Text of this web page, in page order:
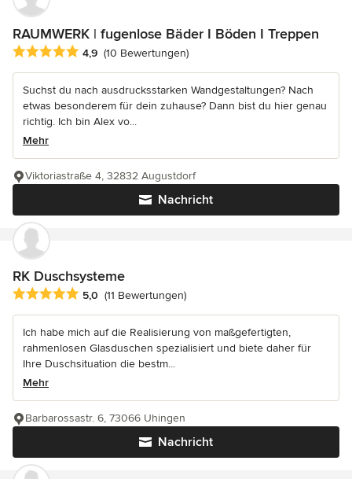
RAUMWERK | fugenlose Bäder I Böden I Treppen
Durchschnittliche Bewertung: 4.9 von 5 Sternen
4,9 (10 Bewertungen)
Suchst du nach ausdrucksstarken Wandgestaltungen? Nach
etwas besonderem für dein zuhause? Dann bist du hier genau
richtig. Ich bin Alex vo...
Mehr
Nachricht
Viktoriastraße 4, 32832 Augustdorf
RK Duschsysteme
Durchschnittliche Bewertung: 5 von 5 Sternen
5,0 (11 Bewertungen)
Ich habe mich auf die Realisierung von maßgefertigten,
rahmenlosen Glasduschen spezialisiert und biete daher für
Ihre Duschsituation die bestm...
Mehr
Nachricht
Barbarossastr. 6, 73066 Uhingen